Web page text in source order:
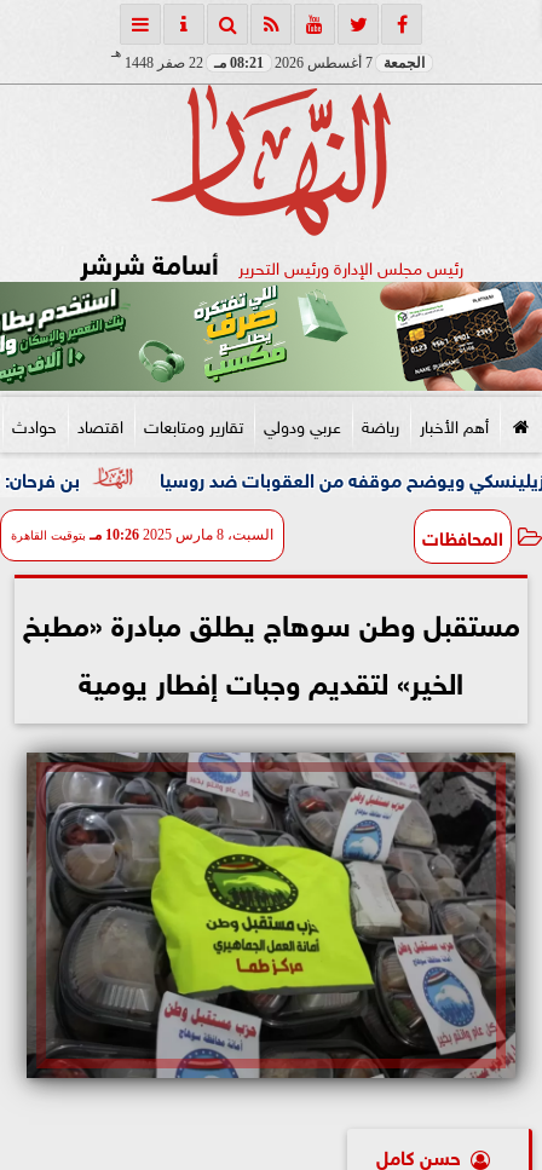
الجمعة 7 أغسطس 2026 08:21 مـ 22 صفر 1448
هـ
رئيس مجلس الإدارة ورئيس التحرير أسامة شرشر
أهم الأخبار رياضة عربي ودولي تقارير ومتابعات اقتصاد حوادث
بن فرحان: ”اتفاقية موقفه من العقوبات ضد روسيا
المحافظات السبت، 8 مارس 2025 10:26 مـ بتوقيت القاهرة
مستقبل وطن سوهاج يطلق مبادرة «مطبخ
الخير» لتقديم وجبات إفطار يومية
حسن كامل